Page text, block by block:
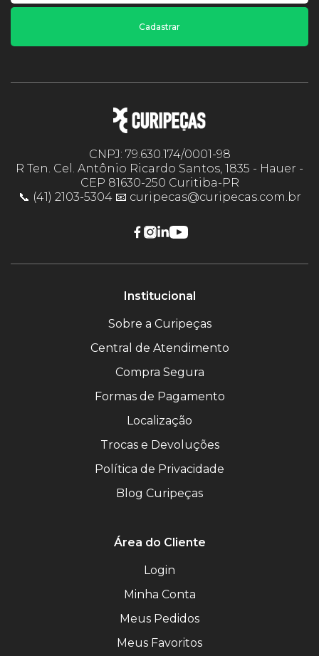
Cadastrar
CNPJ: 79.630.174/0001-98
R Ten. Cel. Antônio Ricardo Santos, 1835 - Hauer -
CEP 81630-250 Curitiba-PR
📞 (41) 2103-5304 📧 curipecas@curipecas.com.br
Institucional
Sobre a Curipeças
Central de Atendimento
Compra Segura
Formas de Pagamento
Localização
Trocas e Devoluções
Política de Privacidade
Blog Curipeças
Área do Cliente
Login
Minha Conta
Meus Pedidos
Meus Favoritos